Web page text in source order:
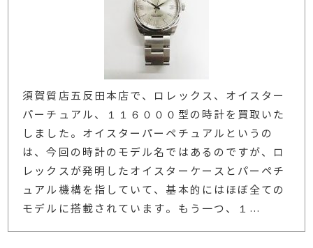
須賀質店五反田本店で、ロレックス、オイスター
パーチュアル、１１６０００型の時計を買取いた
しました。オイスターパーペチュアルというの
は、今回の時計のモデル名ではあるのですが、ロ
レックスが発明したオイスターケースとパーペチ
ュアル機構を指していて、基本的にはほぼ全ての
モデルに搭載されています。もう一つ、１ …